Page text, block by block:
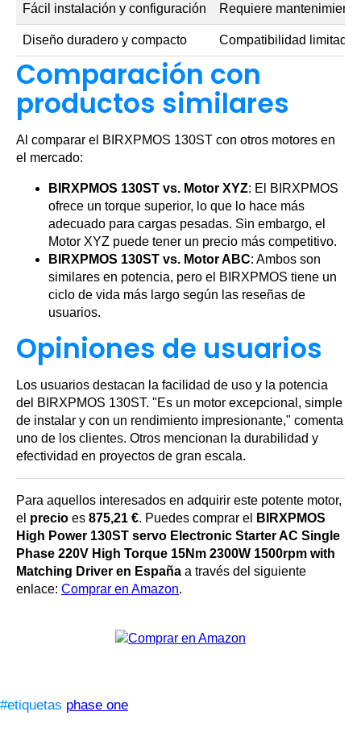
Fácil instalación y configuración Requiere
Diseño duradero y compacto Compatibilidad limitada
Comparación con
productos similares
Al comparar el BIRXPMOS 130ST con otros motores en
el mercado:
BIRXPMOS 130ST vs. Motor XYZ: El BIRXPMOS
ofrece un torque superior, lo que lo hace más
adecuado para cargas pesadas. Sin embargo, el
Motor XYZ puede tener un precio más competitivo.
BIRXPMOS 130ST vs. Motor ABC: Ambos son
similares en potencia, pero el BIRXPMOS tiene un
ciclo de vida más largo según las reseñas de
usuarios.
Opiniones de usuarios
Los usuarios destacan la facilidad de uso y la potencia
del BIRXPMOS 130ST. "Es un motor excepcional, simple
de instalar y con un rendimiento impresionante," comenta
uno de los clientes. Otros mencionan la durabilidad y
efectividad en proyectos de gran escala.
Para aquellos interesados en adquirir este potente motor,
el precio es 875,21 €. Puedes comprar el
BIRXPMOS
High Power 130ST servo Electronic Starter AC Single
Phase 220V High Torque 15Nm 2300W 1500rpm with
Matching Driver en España a través del siguiente
enlace: Comprar en Amazon.
#etiquetas phase one